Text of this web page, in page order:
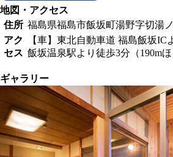
地図・アクセス
住所 福島県福島市飯坂町湯野字切湯
アク
セス
【車】東北自動車道 福島飯坂
飯坂温泉駅より徒歩3分（190mほ
ギャラリー